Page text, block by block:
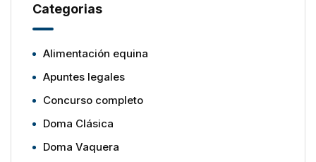
Categorias
Alimentación equina
Apuntes legales
Concurso completo
Doma Clásica
Doma Vaquera